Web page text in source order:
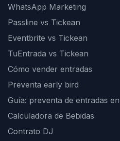
WhatsApp Marketing
Passline vs Tickean
Eventbrite vs Tickean
TuEntrada vs Tickean
Cómo vender entradas
Preventa early bird
Guía: preventa de entradas
Calculadora de Bebidas
Contrato DJ